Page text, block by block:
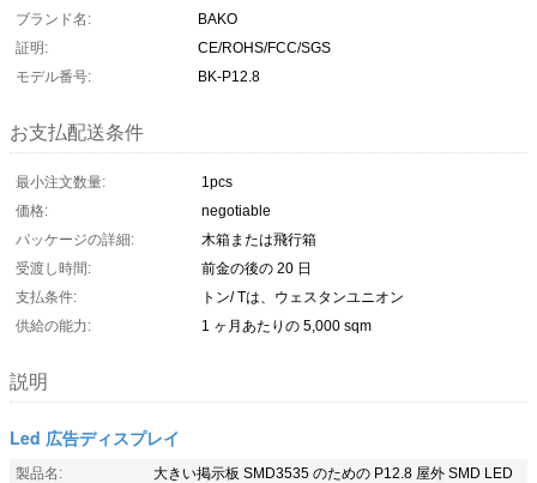
ブランド名:
BAKO
証明:
CE/ROHS/FCC/SGS
モデル番号:
BK-P12.8
お支払配送条件
最小注文数量:
1pcs
価格:
negotiable
パッケージの詳細:
木箱または飛行箱
受渡し時間:
前金の後の 20 日
支払条件:
トン/ Tは、ウェスタンユニオン
供給の能力:
1 ヶ月あたりの 5,000 sqm
説明
Led 広告ディスプレイ
製品名:
大きい掲示板 SMD3535 のための P12.8 屋外 SMD LED